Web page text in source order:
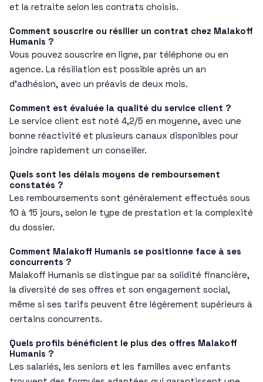
et la retraite selon les contrats choisis.
Comment souscrire ou résilier un contrat chez Malakoff
Humanis ?
Vous pouvez souscrire en ligne, par téléphone ou en
agence. La résiliation est possible après un an
d’adhésion, avec un préavis de deux mois.
Comment est évaluée la qualité du service client ?
Le service client est noté 4,2/5 en moyenne, avec une
bonne réactivité et plusieurs canaux disponibles pour
joindre rapidement un conseiller.
Quels sont les délais moyens de remboursement
constatés ?
Les remboursements sont généralement effectués sous
10 à 15 jours, selon le type de prestation et la complexité
du dossier.
Comment Malakoff Humanis se positionne face à ses
concurrents ?
Malakoff Humanis se distingue par sa solidité financière,
la diversité de ses offres et son engagement social,
même si ses tarifs peuvent être légèrement supérieurs à
certains concurrents.
Quels profils bénéficient le plus des offres Malakoff
Humanis ?
Les salariés, les seniors et les familles avec enfants